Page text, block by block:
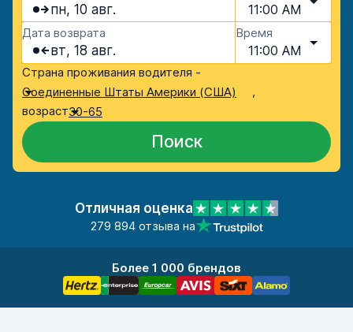
пн, 10 авг. 11:00 AM
Дата возврата
вт, 18 авг.
Время
11:00 AM
Страна проживания водителя -
Соединенные Штаты Америки (США)
,
возраст30-65
Поиск
Отличная оценка
279 894 отзыва на
Более 1 000 брендов